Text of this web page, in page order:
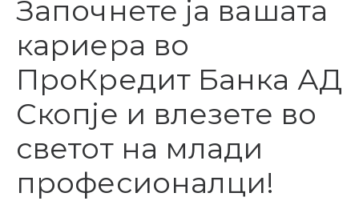
Започнете ја вашата
кариера во
ПроКредит Банка АД
Скопје и влезете во
светот на млади
професионалци!